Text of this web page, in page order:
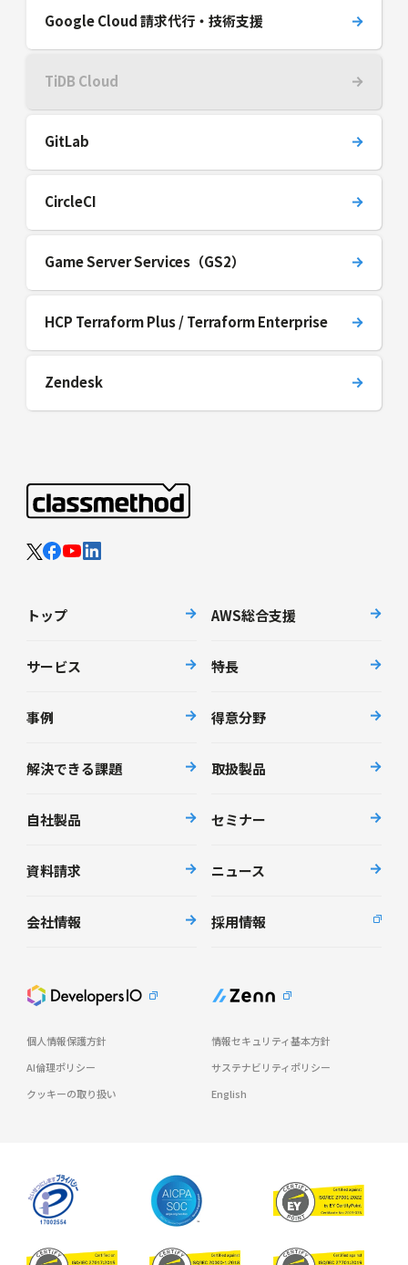
Google Cloud 請求代行・技術支援
TiDB Cloud
GitLab
CircleCI
Game Server Services（GS2）
HCP Terraform Plus / Terraform Enterprise
Zendesk
トップ AWS総合支援
サービス 特長
事例 得意分野
解決できる課題 取扱製品
自社製品 セミナー
資料請求 ニュース
会社情報 採用情報
個人情報保護方針
情報セキュリティ基本方針
AI倫理ポリシー
サステナビリティポリシー
クッキーの取り扱い
English